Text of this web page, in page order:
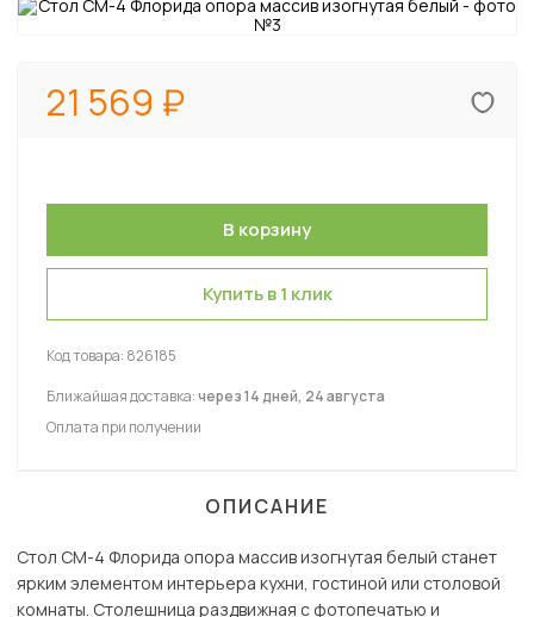
21 569
Купить в 1 клик
Код товара: 826185
Ближайшая доставка:через 14 дней, 24 августа
Оплата при получении
ОПИСАНИЕ
Стол СМ-4 Флорида опора массив изогнутая белый станет
ярким элементом интерьера кухни, гостиной или столовой
комнаты. Столешница раздвижная с фотопечатью и